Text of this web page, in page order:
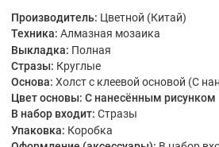
Производитель: Цветной (Китай)
Техника: Алмазная мозаика
Выкладка: Полная
Стразы: Круглые
Основа: Холст с клеевой основой (С
Цвет основы: С нанесённым рисунком
В набор входит: Стразы
Упаковка: Коробка